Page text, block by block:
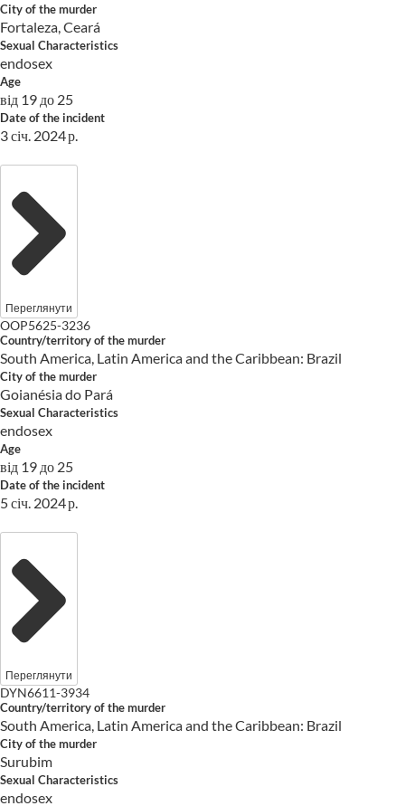
City of the murder
Fortaleza, Ceará
Sexual Characteristics
endosex
Age
від 19 до 25
Date of the incident
3 січ. 2024 р.
Переглянути
OOP5625-3236
Country/territory of the murder
South America, Latin America and the Caribbean: Brazil
City of the murder
Goianésia do Pará
Sexual Characteristics
endosex
Age
від 19 до 25
Date of the incident
5 січ. 2024 р.
Переглянути
DYN6611-3934
Country/territory of the murder
South America, Latin America and the Caribbean: Brazil
City of the murder
Surubim
Sexual Characteristics
endosex